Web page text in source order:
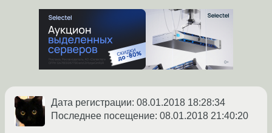
Дата регистрации: 08.01.2018 18:28:34
Последнее посещение: 08.01.2018 21:40:20